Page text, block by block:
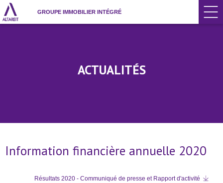
GROUPE IMMOBILIER INTÉGRÉ
ACTUALITÉS
Information financière annuelle 2020
Résultats 2020 - Communiqué de presse et Rapport d'activité